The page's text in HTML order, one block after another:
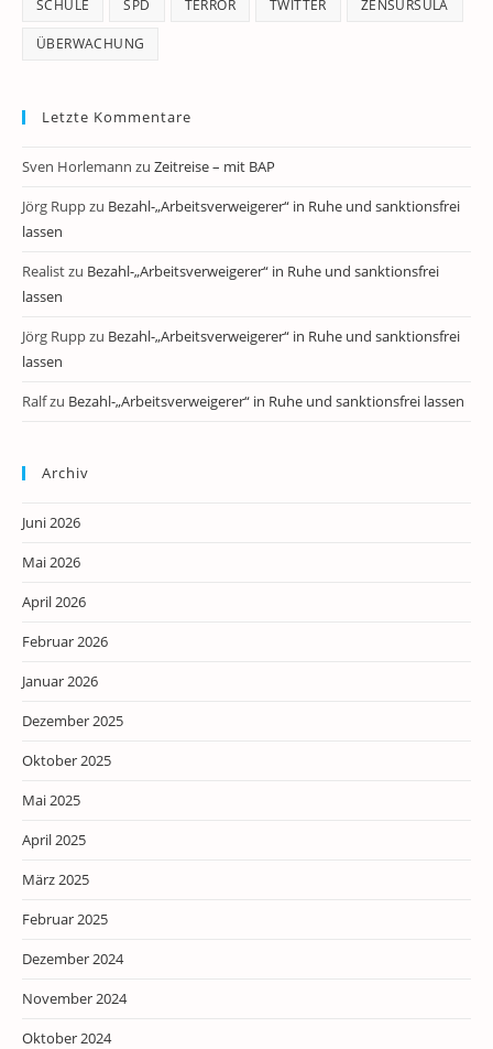
SCHULE SPD TERROR TWITTER ZENSURSULA
ÜBERWACHUNG
Letzte Kommentare
Sven Horlemann zu Zeitreise – mit BAP
Jörg Ruppzu Bezahl-„Arbeitsverweigerer“ in Ruhe und sanktionsfrei
lassen
Realistzu Bezahl-„Arbeitsverweigerer“ in Ruhe und sanktionsfrei
lassen
Jörg Ruppzu Bezahl-„Arbeitsverweigerer“ in Ruhe und sanktionsfrei
lassen
Ralfzu Bezahl-„Arbeitsverweigerer“ in Ruhe und sanktionsfrei lassen
Archiv
Juni 2026
Mai 2026
April 2026
Februar 2026
Januar 2026
Dezember 2025
Oktober 2025
Mai 2025
April 2025
März 2025
Februar 2025
Dezember 2024
November 2024
Oktober 2024